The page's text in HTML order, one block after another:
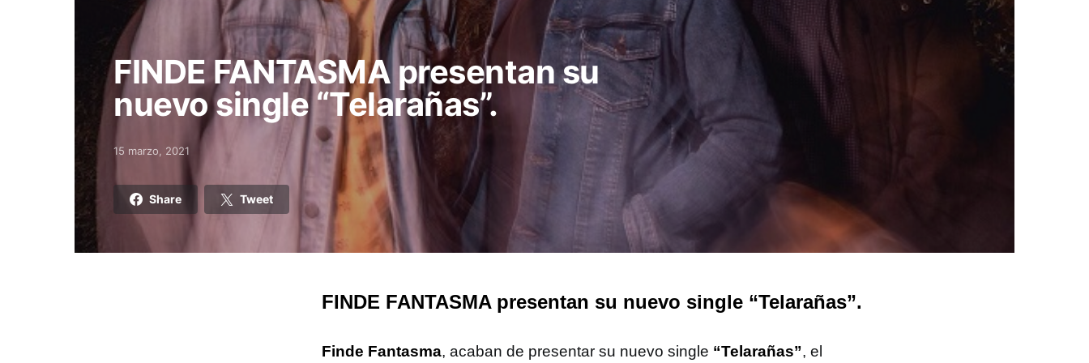
FINDE FANTASMA presentan su
nuevo single “Telarañas”.
Posted on
15 marzo, 2021
Share Tweet
FINDE FANTASMA presentan su nuevo single “Telarañas”.
Finde Fantasma, acaban de presentar su nuevo single “Telarañas”, el